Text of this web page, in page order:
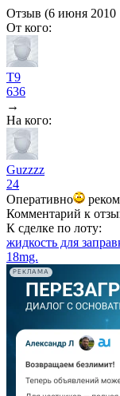
Отзыв (6 июня 2010
От кого:
T9
636
→
На кого:
Guzzzz
24
Оперативно
Комментарий к
К сделке по лоту:
жидкость для
18mg.
РЕКЛАМА